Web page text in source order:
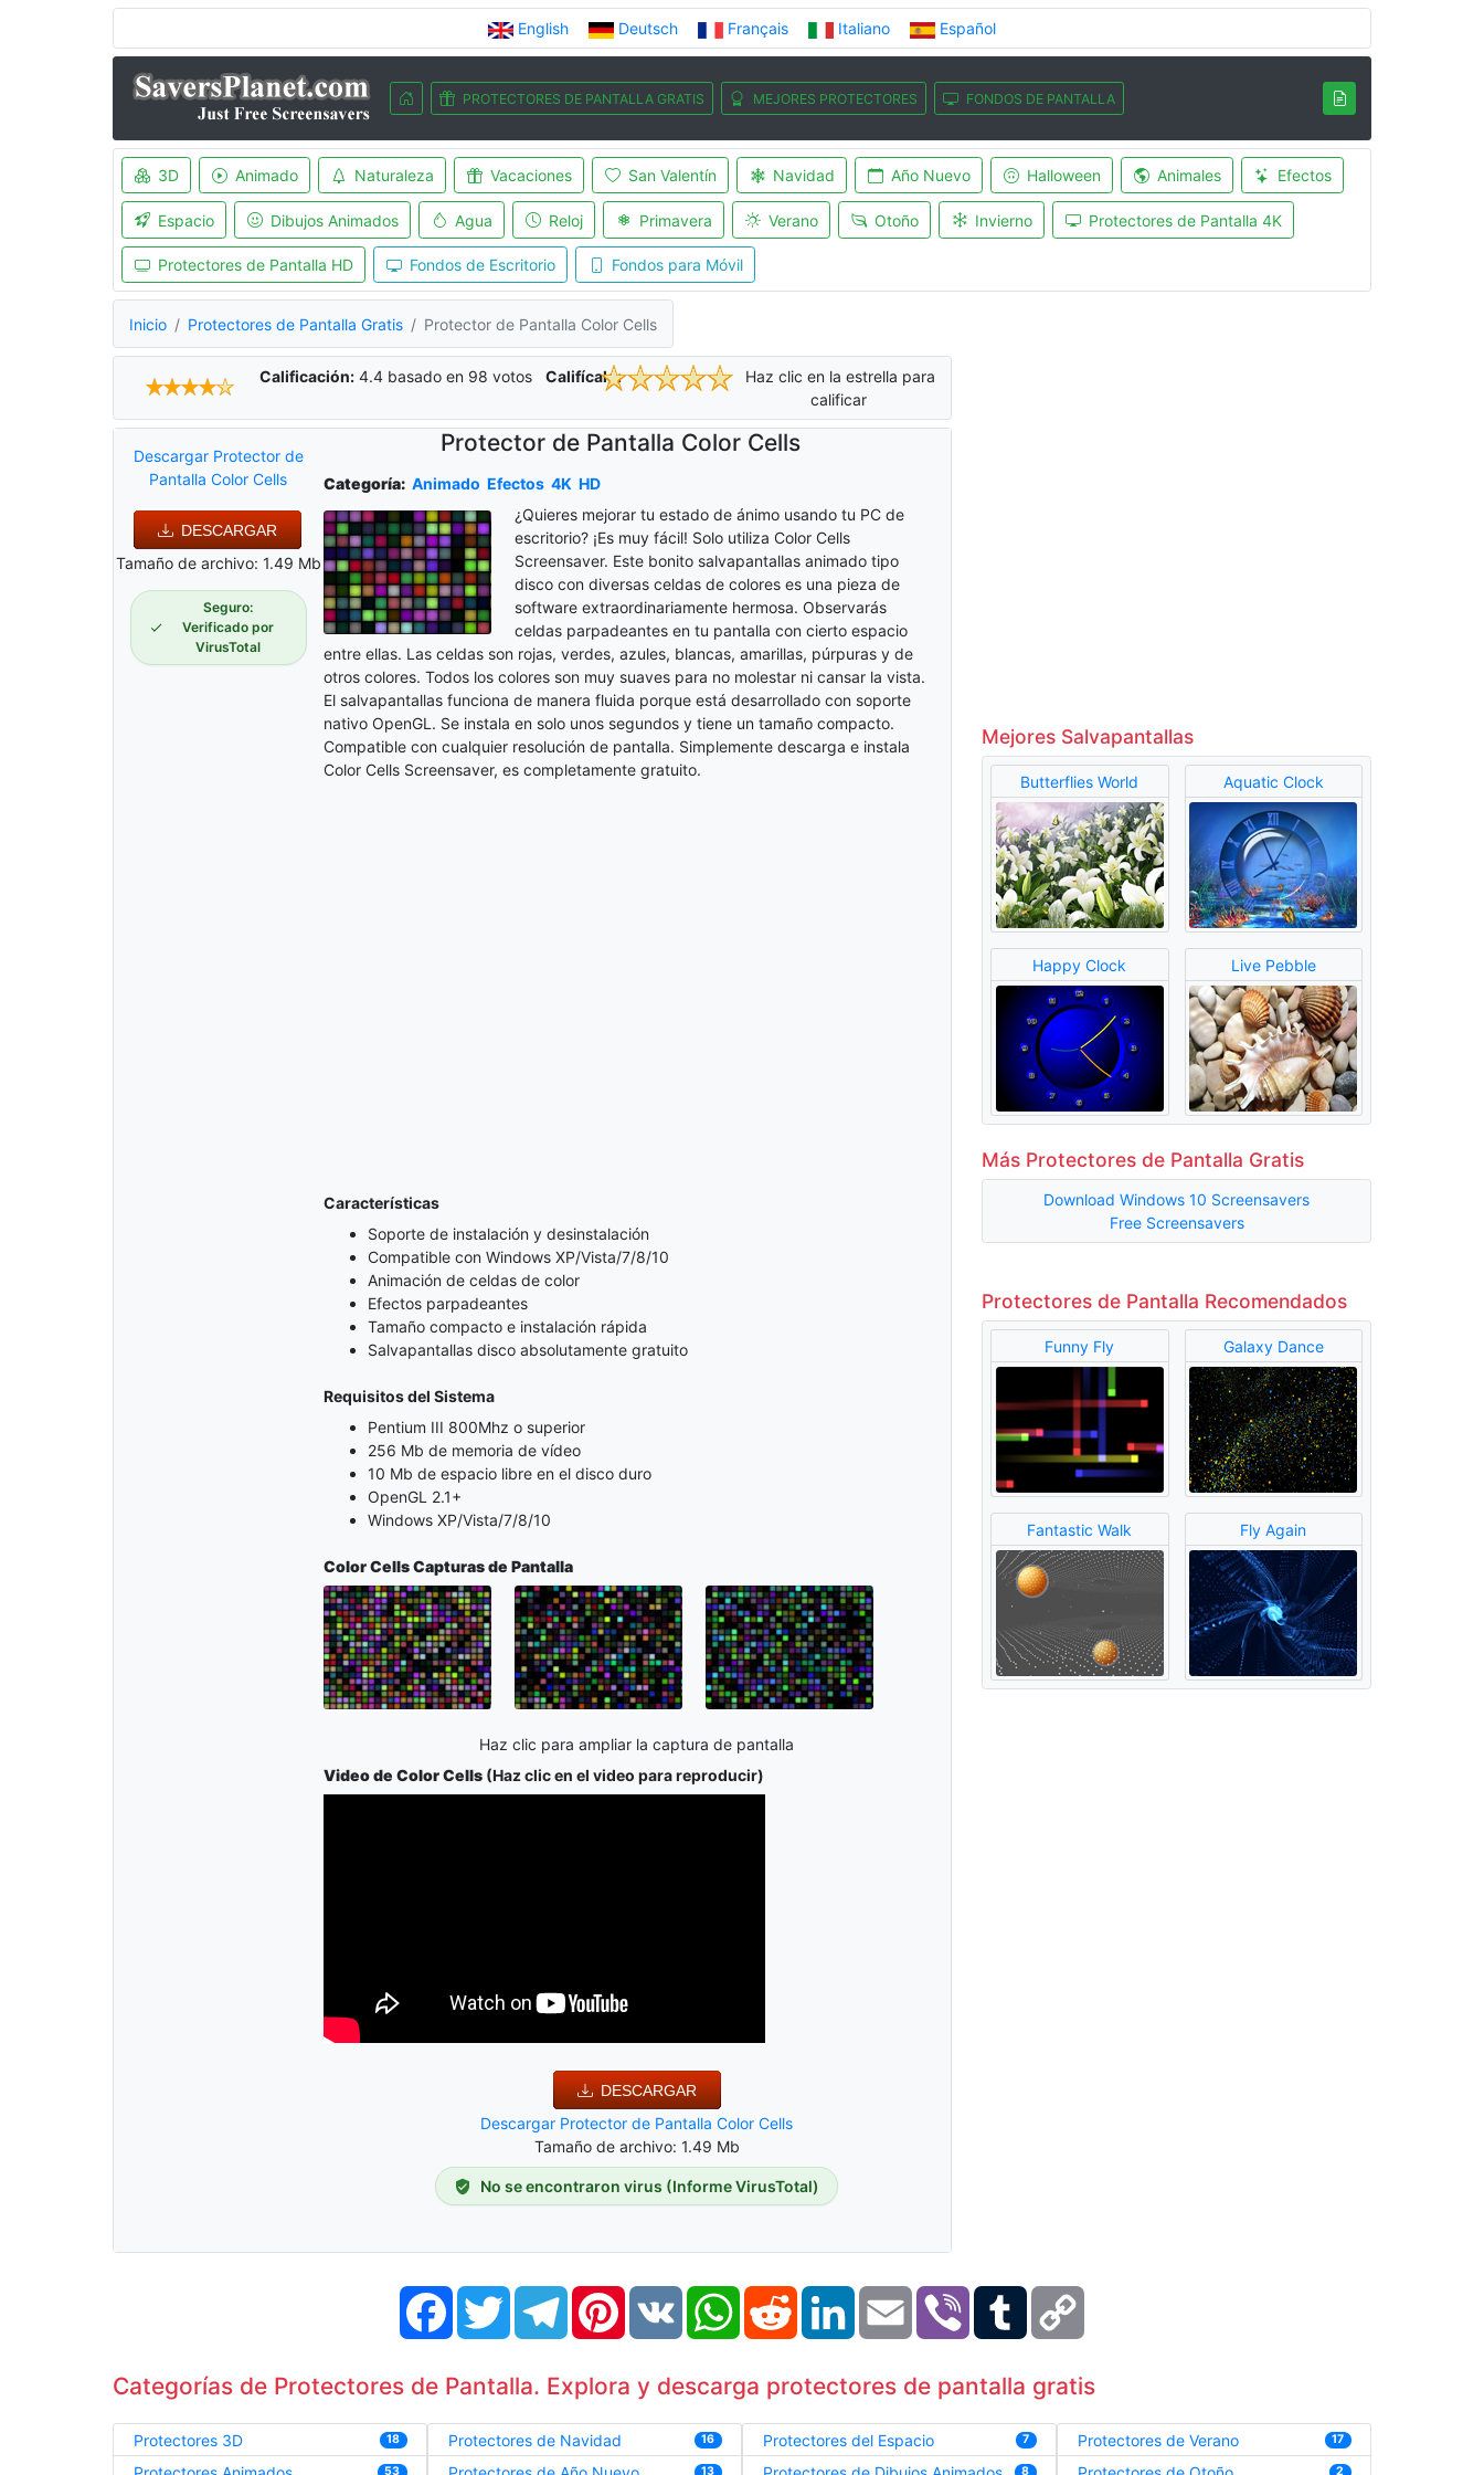
English Deutsch Français Italiano Español
PROTECTORES DE PANTALLA GRATIS MEJORES PROTECTORES FONDOS DE PANTALLA
3D Animado Naturaleza Vacaciones San Valentín Navidad Año Nuevo Halloween Animales Efectos
Espacio Dibujos Animados Agua Reloj Primavera Verano Otoño Invierno Protectores de Pantalla 4K
Protectores de Pantalla HD Fondos de Escritorio Fondos para Móvil
Inicio Protectores de Pantalla Gratis Protector de Pantalla Color Cells
Calificación: 4.4basado en 98 votos Califícalo:
Haz clic en la estrella para
calificar
Descargar Protector de
Pantalla Color Cells
DESCARGAR
Tamaño de archivo: 1.49 Mb
Seguro:
Verificado por
VirusTotal
Protector de Pantalla Color Cells
Categoría: Animado Efectos 4K HD
¿Quieres mejorar tu estado de ánimo usando tu PC de
escritorio? ¡Es muy fácil! Solo utiliza Color Cells
Screensaver. Este bonito salvapantallas animado tipo
disco con diversas celdas de colores es una pieza de
software extraordinariamente hermosa. Observarás
celdas parpadeantes en tu pantalla con cierto espacio
entre ellas. Las celdas son rojas, verdes, azules, blancas, amarillas, púrpuras y de
otros colores. Todos los colores son muy suaves para no molestar ni cansar la vista.
El salvapantallas funciona de manera fluida porque está desarrollado con soporte
nativo OpenGL. Se instala en solo unos segundos y tiene un tamaño compacto.
Compatible con cualquier resolución de pantalla. Simplemente descarga e instala
Color Cells Screensaver, es completamente gratuito.
Características
Soporte de instalación y desinstalación
Compatible con Windows XP/Vista/7/8/10
Animación de celdas de color
Efectos parpadeantes
Tamaño compacto e instalación rápida
Salvapantallas disco absolutamente gratuito
Requisitos del Sistema
Pentium III 800Mhz o superior
256 Mb de memoria de vídeo
10 Mb de espacio libre en el disco duro
OpenGL 2.1+
Windows XP/Vista/7/8/10
Color CellsCapturas de Pantalla
Haz clic para ampliar la captura de pantalla
Video de Color Cells(Haz clic en el video para reproducir)
DESCARGAR
Descargar Protector de Pantalla Color Cells
Tamaño de archivo: 1.49 Mb
No se encontraron virus (Informe VirusTotal)
Mejores Salvapantallas
Butterflies World Aquatic Clock
Happy Clock Live Pebble
Más Protectores de Pantalla Gratis
Download Windows 10 Screensavers
Free Screensavers
Protectores de Pantalla Recomendados
Funny Fly Galaxy Dance
Fantastic Walk Fly Again
FacebookTwitter TelegramPinterestVK WhatsAppReddit LinkedIn Email Viber Tumblr
Categorías de Protectores de Pantalla. Explora y descarga protectores de pantalla gratis
Protectores 3D 18
53
Protectores de Navidad 16
13
Protectores del Espacio 7
8
Protectores de Verano 17
2